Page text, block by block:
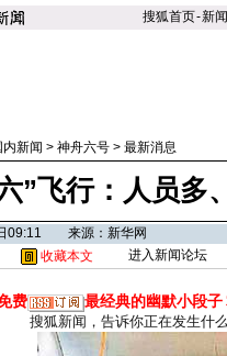
搜狐首页-新闻
内新闻 > 神舟六号 > 最新消息
”飞行：人员多
09:11 来源：新华网
收藏本文 进入新闻论坛
费 最经典的幽默小段子
搜狐新闻，告诉你正在发生什